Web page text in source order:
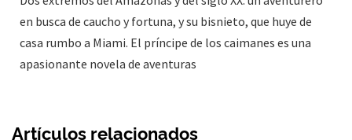
en busca de caucho y fortuna, y su bisnieto, que huye de
casa rumbo a Miami. El príncipe de los caimanes es una
apasionante novela de aventuras
Artículos relacionados